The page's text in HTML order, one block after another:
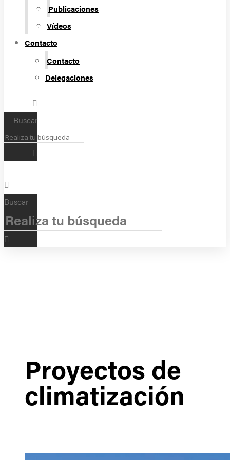
Publicaciones
Vídeos
Contacto
Contacto
Delegaciones
Buscar
Buscar
Proyectos de
climatización